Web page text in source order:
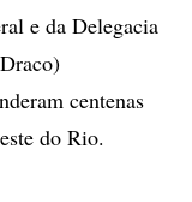
e da Delegacia
centenas
do Rio.